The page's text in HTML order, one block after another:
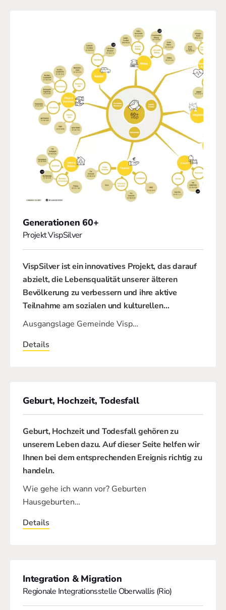
Generationen 60+
Projekt VispSilver
VispSilver ist ein innovatives Projekt, das darauf
abzielt, die Lebensqualität unserer älteren
Bevölkerung zu verbessern und ihre aktive
Teilnahme am sozialen und kulturellen…
Ausgangslage Gemeinde Visp…
Details
Geburt, Hochzeit, Todesfall
Geburt, Hochzeit und Todesfall gehören zu
unserem Leben dazu. Auf dieser Seite helfen wir
Ihnen bei dem entsprechenden Ereignis richtig zu
handeln.
Wie gehe ich wann vor? Geburten
Hausgeburten…
Details
Integration & Migration
Regionale Integrationsstelle Oberwallis (Rio)